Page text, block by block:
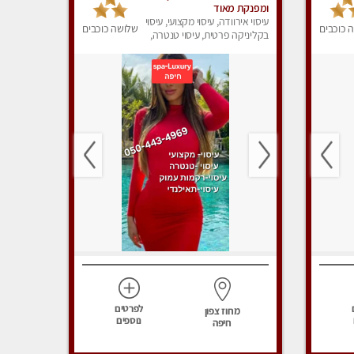
כוכבים
ומפנקת מאוד
עיסוי אירוודה, עיסוי מקצועי, עיסוי
בקליניקה פרטית, עיסוי טנטרה,
שלושה כוכבים
מחוז צפון
חיפה
לפרטים
נוספים